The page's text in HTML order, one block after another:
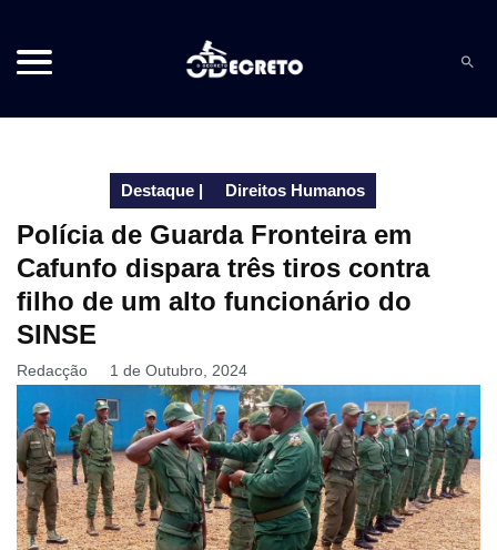
Destaque | Direitos Humanos
Polícia de Guarda Fronteira em
Cafunfo dispara três tiros contra
filho de um alto funcionário do
SINSE
Redacção 1 de Outubro, 2024